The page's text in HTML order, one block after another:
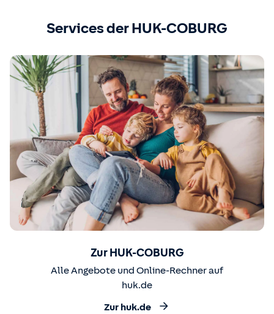
Services der HUK-COBURG
Zur HUK-COBURG
Alle Angebote und Online-Rechner auf
huk.de
Zur huk.de